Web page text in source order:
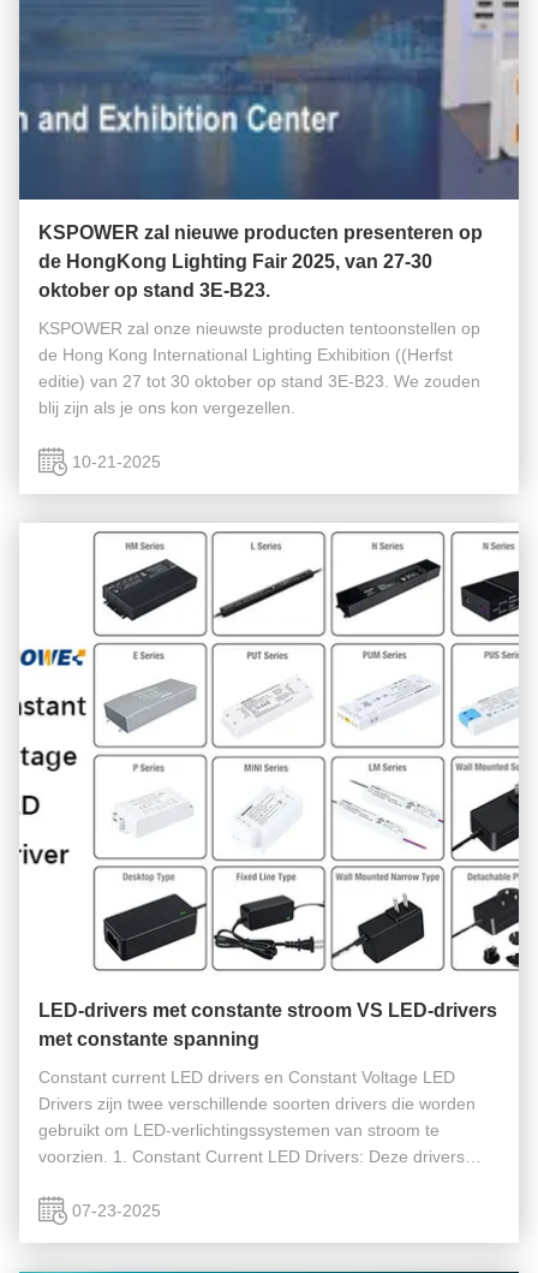
KSPOWER zal nieuwe producten presenteren op
de HongKong Lighting Fair 2025, van 27-30
oktober op stand 3E-B23.
KSPOWER zal onze nieuwste producten tentoonstellen op
de Hong Kong International Lighting Exhibition ((Herfst
editie) van 27 tot 30 oktober op stand 3E-B23. We zouden
blij zijn als je ons kon vergezellen.
10-21-2025
LED-drivers met constante stroom VS LED-drivers
met constante spanning
Constant current LED drivers en Constant Voltage LED
Drivers zijn twee verschillende soorten drivers die worden
gebruikt om LED-verlichtingssystemen van stroom te
voorzien. 1. Constant Current LED Drivers: Deze drivers
350mA tot 700mA, ...
07-23-2025